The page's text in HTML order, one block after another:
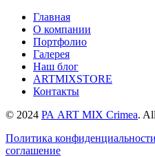
Главная
О компании
Портфолио
Галерея
Наш блог
ARTMIXSTORE
Контакты
© 2024 РА ART MIX Crimea.
Политика конфиденциальности
соглашение